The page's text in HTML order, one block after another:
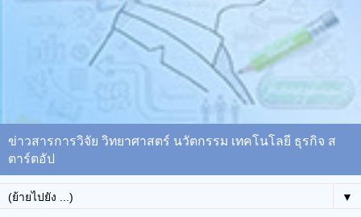
ข่าวสารการวิจัย วิทยาศาสตร์ นวัตกรรม เทคโนโลยี ธุรกิจ ส
ตาร์ตอัป
▼